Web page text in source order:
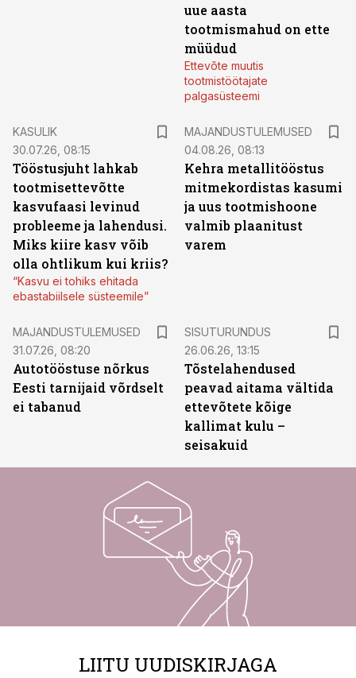
uue aasta
tootmismahud on ette
müüdud
Ettevõte muutis
tootmistöötajate
palgasüsteemi
KASULIK
30.07.26, 08:15
Tööstusjuht lahkab
tootmisettevõtte
kasvufaasi levinud
probleeme ja lahendusi.
Miks kiire kasv võib
olla ohtlikum kui kriis?
“Kasvu ei tohiks ehitada
ebastabiilsele süsteemile”
MAJANDUSTULEMUSED
04.08.26, 08:13
Kehra metallitööstus
mitmekordistas kasumi
ja uus tootmishoone
valmib plaanitust
varem
MAJANDUSTULEMUSED
31.07.26, 08:20
Autotööstuse nõrkus
Eesti tarnijaid võrdselt
ei tabanud
SISUTURUNDUS
26.06.26, 13:15
Tõstelahendused
peavad aitama vältida
ettevõtete kõige
kallimat kulu –
seisakuid
LIITU UUDISKIRJAGA